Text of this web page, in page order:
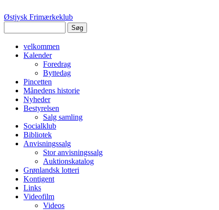
Østjysk Frimærkeklub
velkommen
Kalender
Foredrag
Byttedag
Pincetten
Månedens historie
Nyheder
Bestyrelsen
Salg samling
Socialklub
Bibliotek
Anvisningssalg
Stor anvisningssalg
Auktionskatalog
Grønlandsk lotteri
Kontigent
Links
Videofilm
Videos